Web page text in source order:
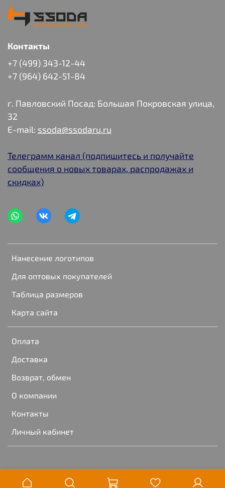
Нанесение логотипов
Для оптовых покупателей
Таблица размеров
Карта сайта
Оплата
Доставка
Возврат, обмен
О компании
Контакты
Личный кабинет
Контакты
+7 (499) 343-12-44
+7 (964) 642-51-84
г. Павловский Посад: Большая Покровская улица,
32
E-mail: ssoda@ssodaru.ru
Телеграмм канал (подпишитесь и получайте
сообщения о новых товарах, распродажах и
скидках)